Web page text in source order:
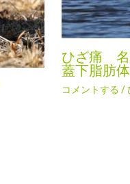
ひざ痛
蓋下脂肪体
コメントする /